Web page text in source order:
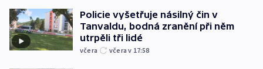
Policie vyšetřuje násilný čin v
Tanvaldu, bodná zranění při něm
utrpěli tři lidé
včera včera v 17:58